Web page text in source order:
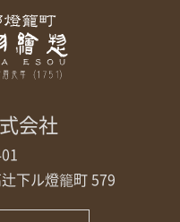
会社
下ル燈籠町 579